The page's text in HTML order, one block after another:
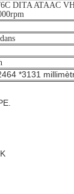
DITA ATAAC
*3131